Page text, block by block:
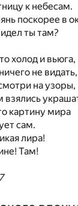
к небесам.
поскорее в
ты там?
холод и вьюга,
не видать,
на узоры,
взялись
картину мира
сам.
лира!
Там!